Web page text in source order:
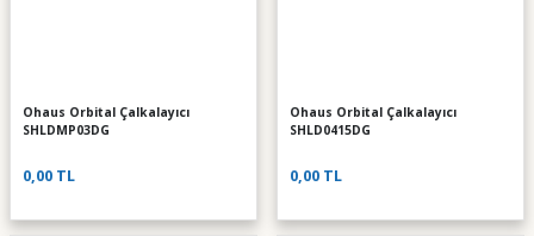
Ohaus Orbital Çalkalayıcı
SHLDMP03DG
0,00 TL
Ohaus Orbital Çalkalayıcı
SHLD0415DG
0,00 TL